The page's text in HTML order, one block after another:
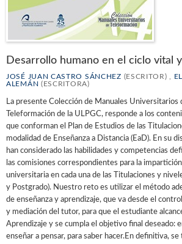
Desarrollo humano en el ciclo vital
JOSÉ JUAN CASTRO SÁNCHEZ (ESCRITOR) ,
ALEMÁN (ESCRITORA)
La presente Colección de Manuales Universitarios
Teleformación de la ULPGC, responde a los
que conforman el Plan de Estudios de las
modalidad de Enseñanza a Distancia (EaD). En su
han considerado las habilidades y competencias
las comisiones correspondientes para la
universitaria en cada una de las Titulaciones y
y Postgrado). Nuestro reto es utilizar el método
de enseñanza y aprendizaje, que va desde el
y mediación del tutor, para que el estudiante
Aprendizaje y se cumpla el objetivo final deseado:
enseñar a pensar, para saber hacer.En definitiva,